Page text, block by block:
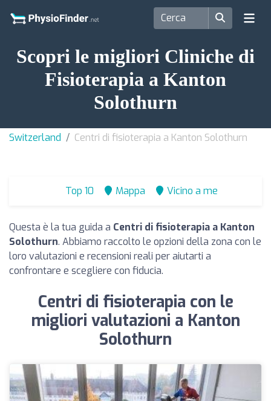
Scopri le migliori Cliniche di
Fisioterapia a Kanton
Solothurn
Switzerland Centri di fisioterapia a Kanton Solothurn
Top 10 Mappa Vicino a me
Questa è la tua guida a Centri di fisioterapia a Kanton
Solothurn. Abbiamo raccolto le opzioni della zona con le
loro valutazioni e recensioni reali per aiutarti a
confrontare e scegliere con fiducia.
Centri di fisioterapia con le
migliori valutazioni a Kanton
Solothurn